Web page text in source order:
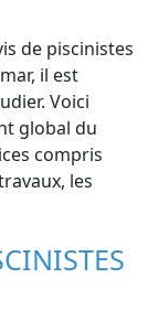
de piscinistes
il est
Voici
global du
compris
les